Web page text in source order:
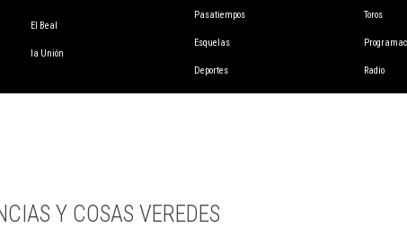
El Beal
la Unión
Pasatiempos
Esquelas
Deportes
Toros
Radio
Y COSAS VEREDES